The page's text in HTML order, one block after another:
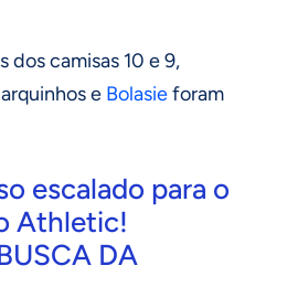
dos camisas 10 e 9,
e Bolasieforam
escalado para o
Athletic!
DA